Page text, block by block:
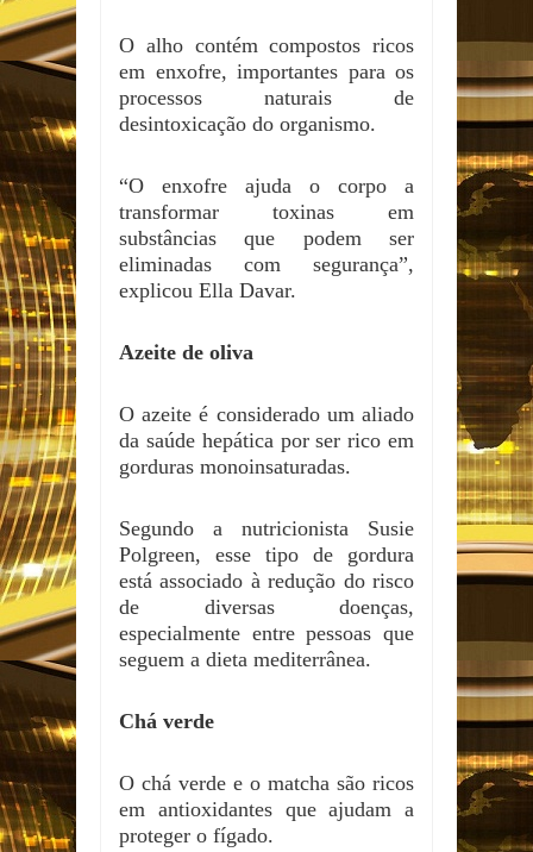
O alho contém compostos ricos
em enxofre, importantes para os
processos naturais de
desintoxicação do organismo.
“O enxofre ajuda o corpo a
transformar toxinas em
substâncias que podem ser
eliminadas com segurança”,
explicou Ella Davar.
Azeite de oliva
O azeite é considerado um aliado
da saúde hepática por ser rico em
gorduras monoinsaturadas.
Segundo a nutricionista Susie
Polgreen, esse tipo de gordura
está associado à redução do risco
de diversas doenças,
especialmente entre pessoas que
seguem a dieta mediterrânea.
Chá verde
O chá verde e o matcha são ricos
em antioxidantes que ajudam a
proteger o fígado.